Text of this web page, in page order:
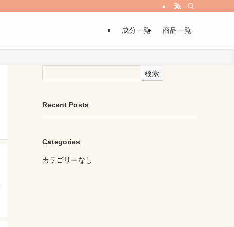
成分一覧 商品一覧
検索
Recent Posts
Categories
カテゴリーなし